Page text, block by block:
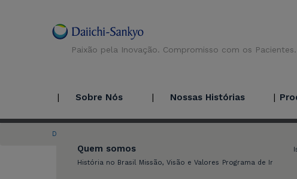
Paixão pela Inovação. Compromisso com os Pacientes.
Sobre Nós
Quem somos
História no Brasil Missão, Visão e Valores Programa de
Nossas Histórias
Daiichi Sankyo